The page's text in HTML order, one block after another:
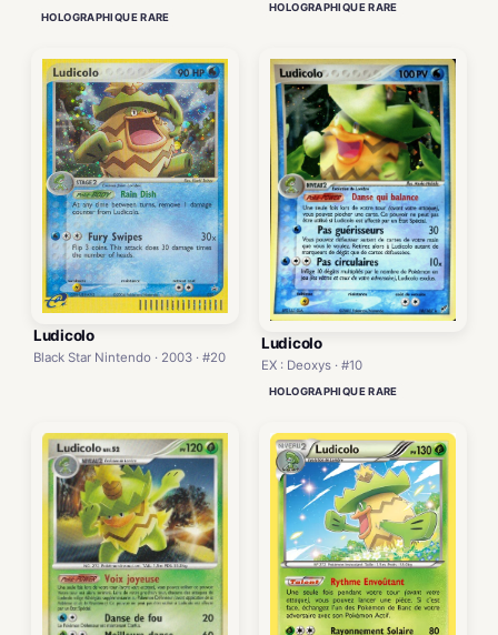
HOLOGRAPHIQUE RARE
HOLOGRAPHIQUE RARE
Ludicolo
Black Star Nintendo · 2003 · #20
Ludicolo
EX : Deoxys · #10
HOLOGRAPHIQUE RARE